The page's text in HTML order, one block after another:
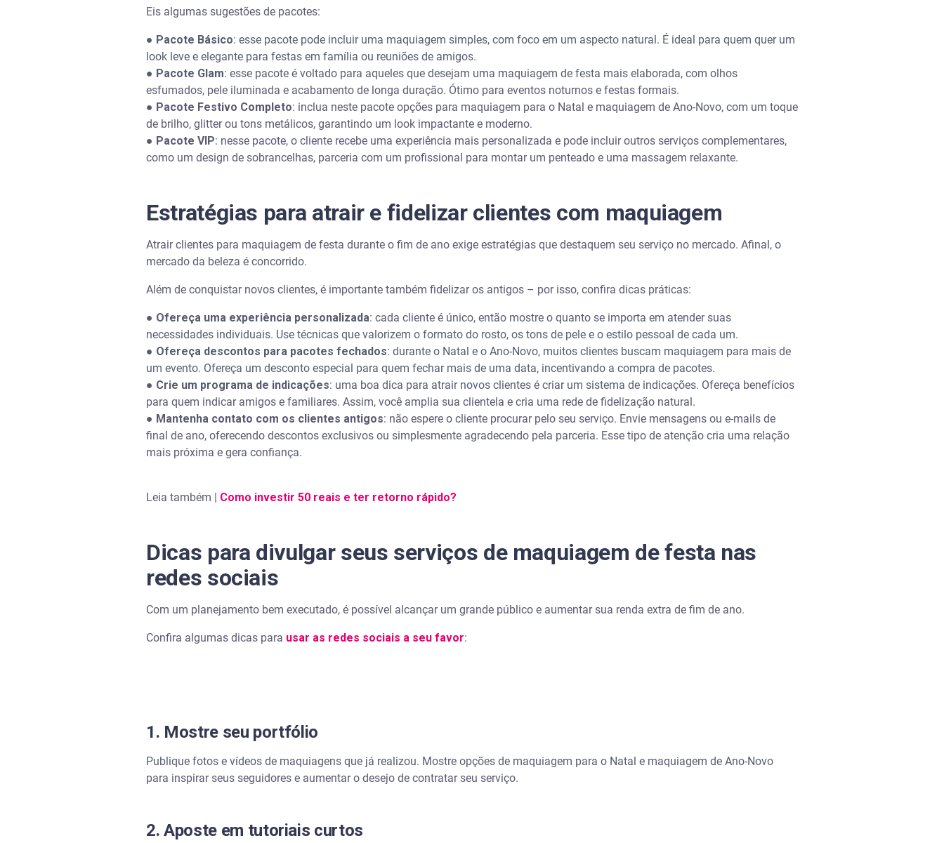
Eis algumas sugestões de pacotes:
● Pacote Básico: esse pacote pode incluir uma maquiagem simples, com foco em um aspecto natural. É ideal para quem quer um
look leve e elegante para festas em família ou reuniões de amigos.
● Pacote Glam: esse pacote é voltado para aqueles que desejam uma maquiagem de festa mais elaborada, com olhos
esfumados, pele iluminada e acabamento de longa duração. Ótimo para eventos noturnos e festas formais.
● Pacote Festivo Completo: inclua neste pacote opções para maquiagem para o Natal e maquiagem de Ano-Novo, com um toque
de brilho, glitter ou tons metálicos, garantindo um look impactante e moderno.
● Pacote VIP: nesse pacote, o cliente recebe uma experiência mais personalizada e pode incluir outros serviços complementares,
como um design de sobrancelhas, parceria com um profissional para montar um penteado e uma massagem relaxante.
Estratégias para atrair e fidelizar clientes com maquiagem
Atrair clientes para maquiagem de festa durante o fim de ano exige estratégias que destaquem seu serviço no mercado. Afinal, o
mercado da beleza é concorrido.
Além de conquistar novos clientes, é importante também fidelizar os antigos – por isso, confira dicas práticas:
● Ofereça uma experiência personalizada: cada cliente é único, então mostre o quanto se importa em atender suas
necessidades individuais. Use técnicas que valorizem o formato do rosto, os tons de pele e o estilo pessoal de cada um.
● Ofereça descontos para pacotes fechados: durante o Natal e o Ano-Novo, muitos clientes buscam maquiagem para mais de
um evento. Ofereça um desconto especial para quem fechar mais de uma data, incentivando a compra de pacotes.
● Crie um programa de indicações: uma boa dica para atrair novos clientes é criar um sistema de indicações. Ofereça benefícios
para quem indicar amigos e familiares. Assim, você amplia sua clientela e cria uma rede de fidelização natural.
● Mantenha contato com os clientes antigos: não espere o cliente procurar pelo seu serviço. Envie mensagens ou e-mails de
final de ano, oferecendo descontos exclusivos ou simplesmente agradecendo pela parceria. Esse tipo de atenção cria uma relação
mais próxima e gera confiança.
Leia também | Como investir 50 reais e ter retorno rápido?
Dicas para divulgar seus serviços de maquiagem de festa nas
redes sociais
Com um planejamento bem executado, é possível alcançar um grande público e aumentar sua renda extra de fim de ano.
Confira algumas dicas para usar as redes sociais a seu favor:
1. Mostre seu portfólio
Publique fotos e vídeos de maquiagens que já realizou. Mostre opções de maquiagem para o Natal e maquiagem de Ano-Novo
para inspirar seus seguidores e aumentar o desejo de contratar seu serviço.
2. Aposte em tutoriais curtos